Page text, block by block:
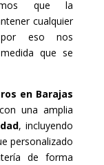
que la
cualquier
por eso nos
que se
en Barajas
una amplia
, incluyendo
personalizado
de forma